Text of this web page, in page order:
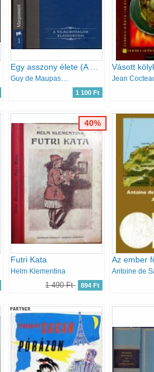
Guy de Maupassant
1 100 Ft
Jean
Futri Kata
Helm Klementina
1 490 Ft 894 Ft
40%
Az ember
PARTNER